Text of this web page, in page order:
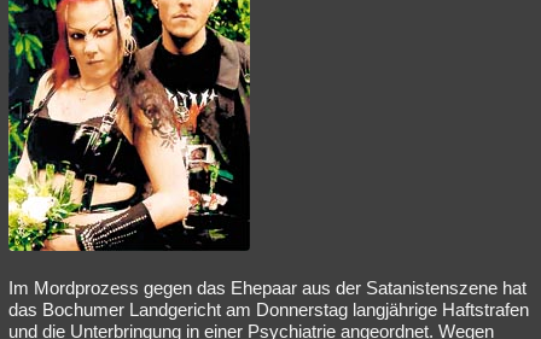
Im Mordprozess gegen das Ehepaar aus der Satanistenszene hat
das Bochumer Landgericht am Donnerstag langjährige Haftstrafen
und die Unterbringung in einer Psychiatrie angeordnet. Wegen